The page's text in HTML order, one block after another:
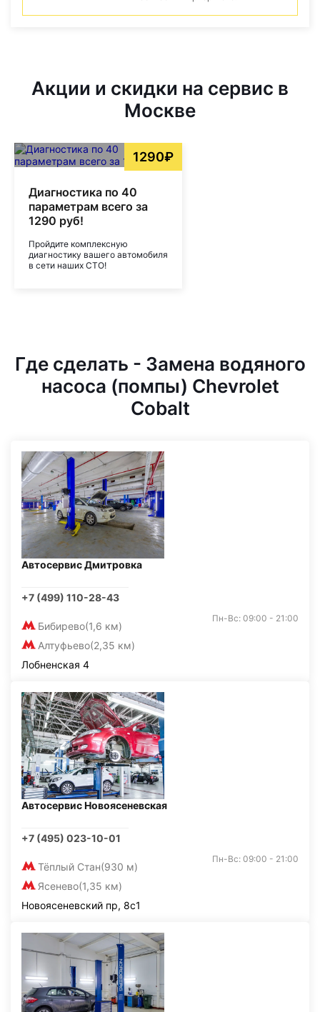
Акции и скидки на сервис в
Москве
1290₽
Диагностика по 40
параметрам всего за
1290 руб!
Пройдите комплексную
диагностику вашего автомобиля
в сети наших СТО!
Где сделать - Замена водяного
насоса (помпы) Chevrolet
Cobalt
Автосервис Дмитровка
+7 (499) 110-28-43
Бибирево(1,6 км)
Алтуфьево(2,35 км)
Пн-Вс: 09:00 - 21:00
Лобненская 4
Автосервис Новоясеневская
+7 (495) 023-10-01
Тёплый Стан(930 м)
Ясенево(1,35 км)
Пн-Вс: 09:00 - 21:00
Новоясеневский пр, 8с1